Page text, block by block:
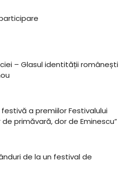
– Glasul identității românești
a premiilor Festivalului
de primăvară, dor de Eminescu”
de la un festival de